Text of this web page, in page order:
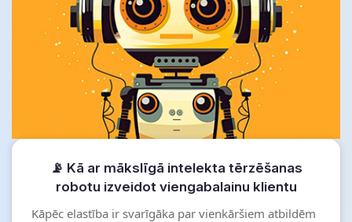
📡 Kā ar mākslīgā intelekta tērzēšanas
robotu izveidot viengabalainu klientu
pieredzi: Balss, ziņotāji, tīmeklis
Kāpēc elastība ir svarīgāka par vienkāršiem atbildēm